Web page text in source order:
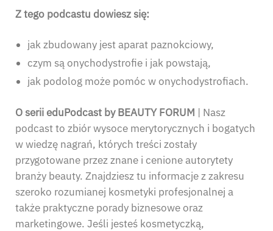
Z tego podcastu dowiesz się:
jak zbudowany jest aparat paznokciowy,
czym są onychodystrofie i jak powstają,
jak podolog może pomóc w onychodystrofiach.
O serii eduPodcast by BEAUTY FORUM | Nasz
podcast to zbiór wysoce merytorycznych i bogatych
w wiedzę nagrań, których treści zostały
przygotowane przez znane i cenione autorytety
branży beauty. Znajdziesz tu informacje z zakresu
szeroko rozumianej kosmetyki profesjonalnej a
także praktyczne porady biznesowe oraz
marketingowe. Jeśli jesteś kosmetyczką,